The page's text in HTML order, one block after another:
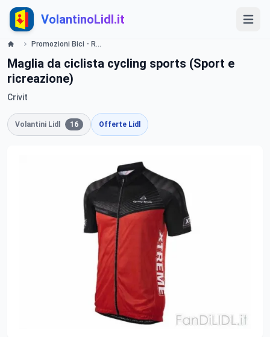
VolantinoLidl.it
Promozioni Bici - Raggiungi il traguardo con crivit LIDL Volantino - Offerte valide dal 7 maggio 2015 Lidl
Maglia da ciclista cycling sports (Sport e
ricreazione)
Crivit
Volantini Lidl 16 Offerte Lidl